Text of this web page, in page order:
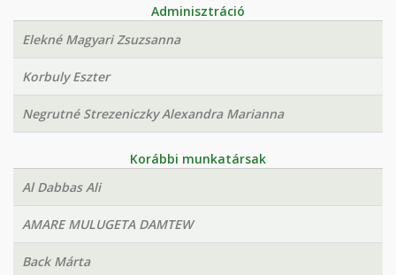
Adminisztráció
Elekné Magyari Zsuzsanna
Korbuly Eszter
Negrutné Strezeniczky Alexandra Marianna
Korábbi munkatársak
Al Dabbas Ali
AMARE MULUGETA DAMTEW
Back Márta